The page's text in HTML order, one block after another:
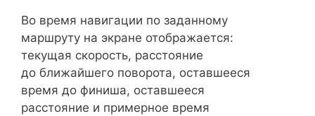
Во время навигации по заданному
маршруту на экране отображается:
текущая скорость, расстояние
до ближайшего поворота, оставшееся
время до финиша, оставшееся
расстояние и примерное время